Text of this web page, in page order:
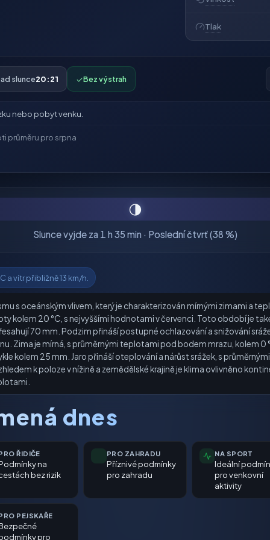
Tlak
slunce20:21 ✓Bez výstrah
nebo pobyt venku.
průměru pro srpna
🌗
Slunce vyjde za 1 h 35 min · Poslední čtvrť (38 %)
a vítr přibližně 13 km/h.
s oceánským vlivem, který je charakterizován mírnými zimami a
kolem 20 °C, s nejvyššími hodnotami v červenci. Toto období je
70 mm. Podzim přináší postupné ochlazování a snižování
Zima je mírná, s průměrnými teplotami pod bodem mrazu, kolem 0
kolem 25 mm. Jaro přináší oteplování a nárůst srážek, s
k poloze v nížině a zemědělské krajině je klima ovlivněno
dnes
ŘIDIČE
na
bez rizik
PRO ZAHRADU
Příznivé podmínky
pro zahradu
NA SPORT
Ideální
pro venkovní
aktivity
PEJSKAŘE
pro